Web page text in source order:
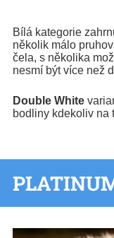
Bílá kategorie
několik málo
čela, s několika
nesmí být více než
Double White
bodliny kdekoliv na